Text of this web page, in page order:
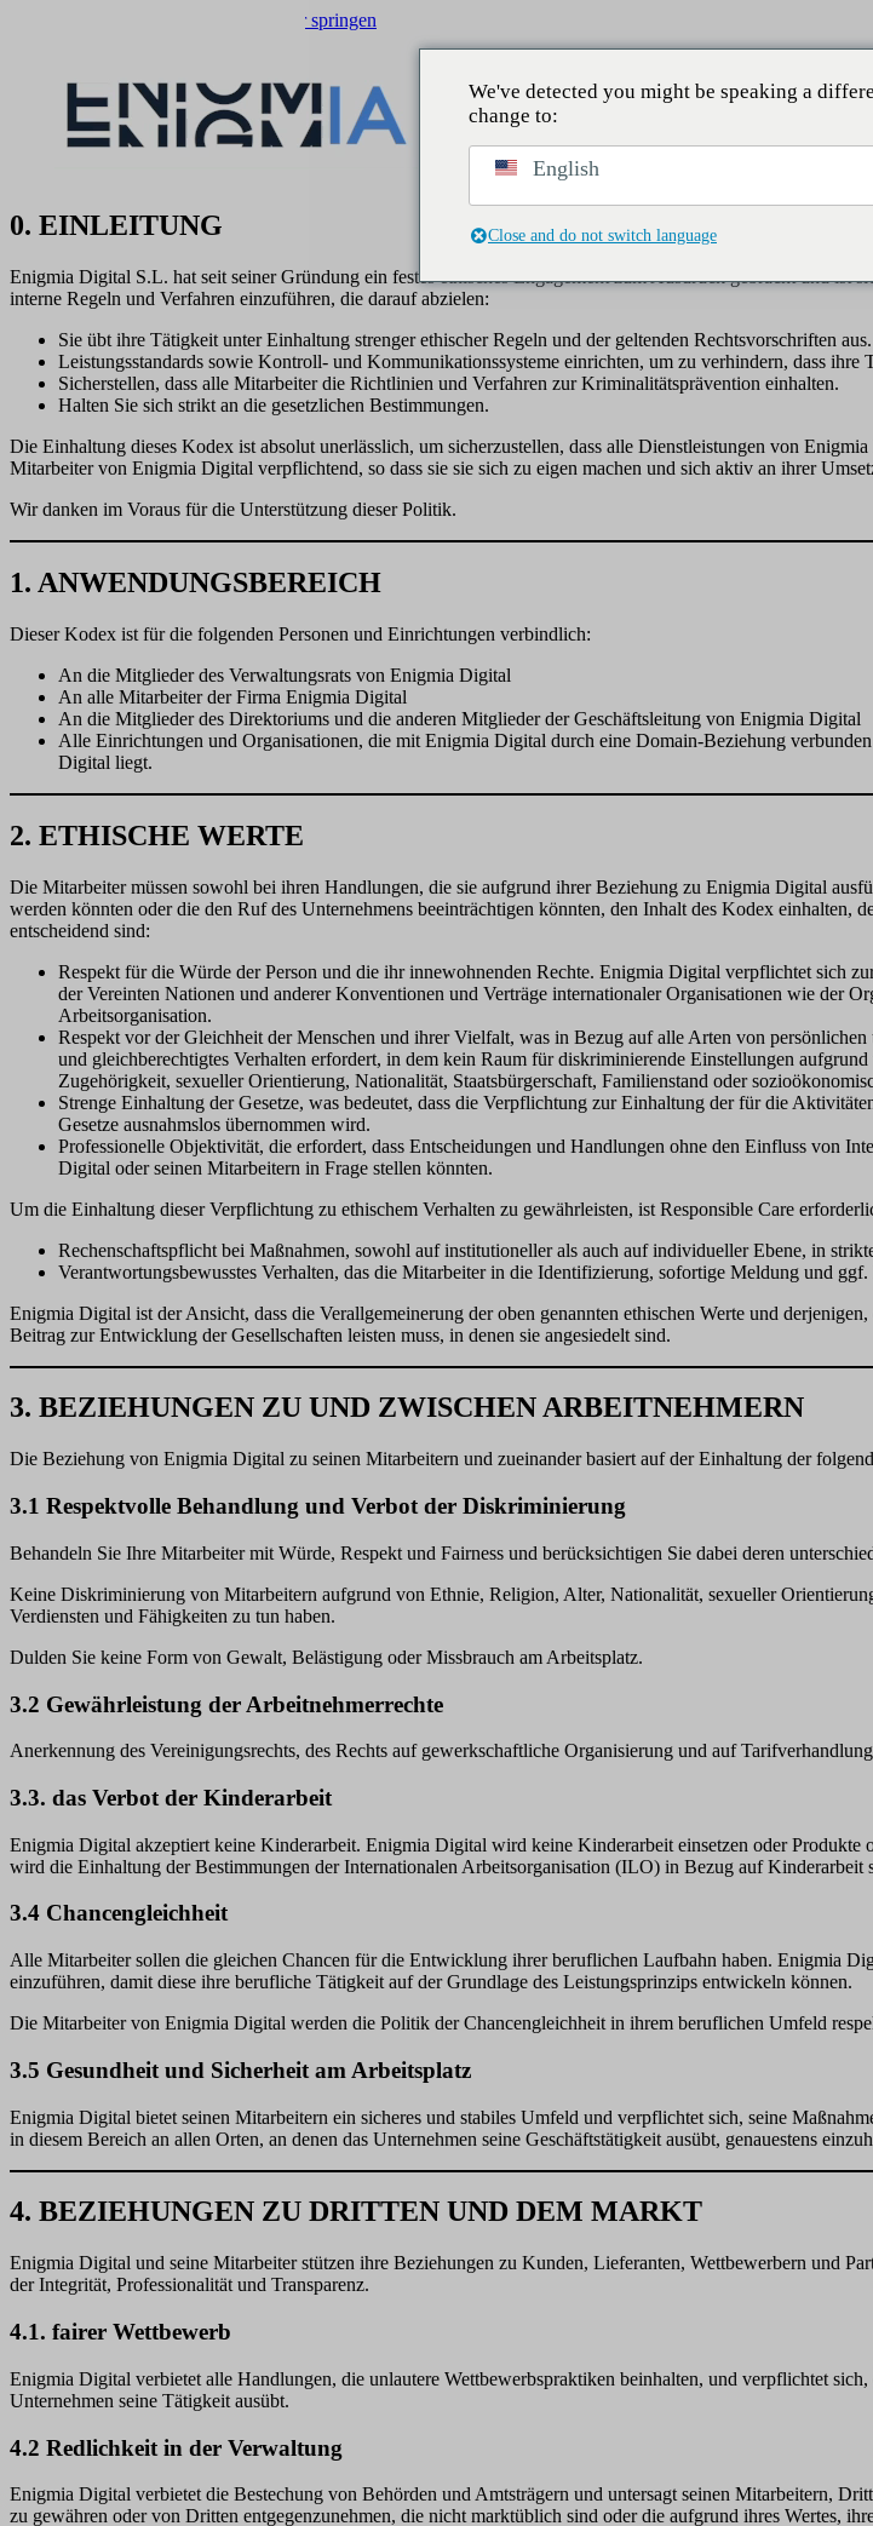
Zum Footer springen
Ethischer
0. EINLEITUNG
Enigmia Digital S.L. hat seit seiner Gründung ein festes ethisches Engagement zum Ausdruck gebracht und ist
interne Regeln und Verfahren einzuführen, die darauf abzielen:
Sie übt ihre Tätigkeit unter Einhaltung strenger ethischer Regeln und der geltenden Rechtsvorschriften aus.
Leistungsstandards sowie Kontroll- und Kommunikationssysteme einrichten, um zu verhindern, dass
Sicherstellen, dass alle Mitarbeiter die Richtlinien und Verfahren zur Kriminalitätsprävention einhalten.
Halten Sie sich strikt an die gesetzlichen Bestimmungen.
Die Einhaltung dieses Kodex ist absolut unerlässlich, um sicherzustellen, dass alle Dienstleistungen von
Mitarbeiter von Enigmia Digital verpflichtend, so dass sie sie sich zu eigen machen und sich aktiv an ihrer
Wir danken im Voraus für die Unterstützung dieser Politik.
1. ANWENDUNGSBEREICH
Dieser Kodex ist für die folgenden Personen und Einrichtungen verbindlich:
An die Mitglieder des Verwaltungsrats von Enigmia Digital
An alle Mitarbeiter der Firma Enigmia Digital
An die Mitglieder des Direktoriums und die anderen Mitglieder der Geschäftsleitung von Enigmia Digital
Alle Einrichtungen und Organisationen, die mit Enigmia Digital durch eine Domain-Beziehung
Digital liegt.
2. ETHISCHE WERTE
Die Mitarbeiter müssen sowohl bei ihren Handlungen, die sie aufgrund ihrer Beziehung zu Enigmia Digital
werden könnten oder die den Ruf des Unternehmens beeinträchtigen könnten, den Inhalt des Kodex
entscheidend sind:
Respekt für die Würde der Person und die ihr innewohnenden Rechte. Enigmia Digital verpflichtet sich
der Vereinten Nationen und anderer Konventionen und Verträge internationaler Organisationen wie der
Arbeitsorganisation.
Respekt vor der Gleichheit der Menschen und ihrer Vielfalt, was in Bezug auf alle Arten von
und gleichberechtigtes Verhalten erfordert, in dem kein Raum für diskriminierende Einstellungen
Zugehörigkeit, sexueller Orientierung, Nationalität, Staatsbürgerschaft, Familienstand oder
Strenge Einhaltung der Gesetze, was bedeutet, dass die Verpflichtung zur Einhaltung der für die
Gesetze ausnahmslos übernommen wird.
Professionelle Objektivität, die erfordert, dass Entscheidungen und Handlungen ohne den Einfluss von
Digital oder seinen Mitarbeitern in Frage stellen könnten.
Um die Einhaltung dieser Verpflichtung zu ethischem Verhalten zu gewährleisten, ist Responsible Care
Rechenschaftspflicht bei Maßnahmen, sowohl auf institutioneller als auch auf individueller Ebene, in
Verantwortungsbewusstes Verhalten, das die Mitarbeiter in die Identifizierung, sofortige Meldung und
Enigmia Digital ist der Ansicht, dass die Verallgemeinerung der oben genannten ethischen Werte und
Beitrag zur Entwicklung der Gesellschaften leisten muss, in denen sie angesiedelt sind.
3. BEZIEHUNGEN ZU UND ZWISCHEN ARBEITNEHMERN
Die Beziehung von Enigmia Digital zu seinen Mitarbeitern und zueinander basiert auf der Einhaltung der
3.1 Respektvolle Behandlung und Verbot der Diskriminierung
Behandeln Sie Ihre Mitarbeiter mit Würde, Respekt und Fairness und berücksichtigen Sie dabei deren
Keine Diskriminierung von Mitarbeitern aufgrund von Ethnie, Religion, Alter, Nationalität, sexueller
Verdiensten und Fähigkeiten zu tun haben.
Dulden Sie keine Form von Gewalt, Belästigung oder Missbrauch am Arbeitsplatz.
3.2 Gewährleistung der Arbeitnehmerrechte
Anerkennung des Vereinigungsrechts, des Rechts auf gewerkschaftliche Organisierung und auf
3.3. das Verbot der Kinderarbeit
Enigmia Digital akzeptiert keine Kinderarbeit. Enigmia Digital wird keine Kinderarbeit einsetzen oder Produkte
wird die Einhaltung der Bestimmungen der Internationalen Arbeitsorganisation (ILO) in Bezug auf Kinderarbeit
3.4 Chancengleichheit
Alle Mitarbeiter sollen die gleichen Chancen für die Entwicklung ihrer beruflichen Laufbahn haben. Enigmia
einzuführen, damit diese ihre berufliche Tätigkeit auf der Grundlage des Leistungsprinzips entwickeln können.
Die Mitarbeiter von Enigmia Digital werden die Politik der Chancengleichheit in ihrem beruflichen Umfeld
3.5 Gesundheit und Sicherheit am Arbeitsplatz
Enigmia Digital bietet seinen Mitarbeitern ein sicheres und stabiles Umfeld und verpflichtet sich, seine
in diesem Bereich an allen Orten, an denen das Unternehmen seine Geschäftstätigkeit ausübt, genauestens
4. BEZIEHUNGEN ZU DRITTEN UND DEM MARKT
Enigmia Digital und seine Mitarbeiter stützen ihre Beziehungen zu Kunden, Lieferanten, Wettbewerbern und
der Integrität, Professionalität und Transparenz.
4.1. fairer Wettbewerb
Enigmia Digital verbietet alle Handlungen, die unlautere Wettbewerbspraktiken beinhalten, und verpflichtet
Unternehmen seine Tätigkeit ausübt.
4.2 Redlichkeit in der Verwaltung
Enigmia Digital verbietet die Bestechung von Behörden und Amtsträgern und untersagt seinen Mitarbeitern,
zu gewähren oder von Dritten entgegenzunehmen, die nicht marktüblich sind oder die aufgrund ihres Wertes,
We've detected you might be speaking a
change to:
English
Close and do not switch language